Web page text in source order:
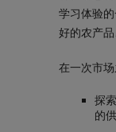
学习体验
好的农产品
在一次市
探
的